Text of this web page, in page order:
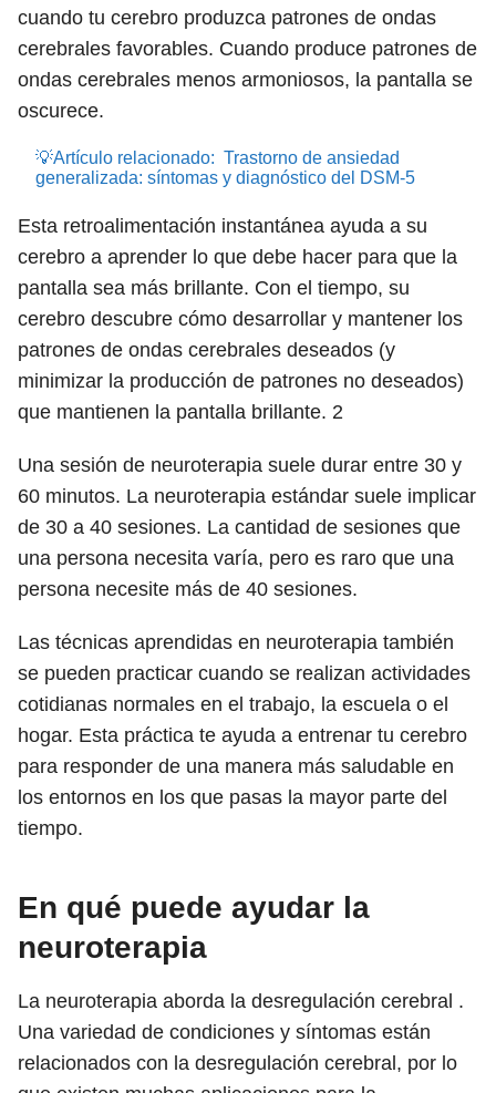
cuando tu cerebro produzca patrones de ondas
cerebrales favorables. Cuando produce patrones de
ondas cerebrales menos armoniosos, la pantalla se
oscurece.
💡Artículo relacionado: Trastorno de ansiedad
generalizada: síntomas y diagnóstico del DSM-5
Esta retroalimentación instantánea ayuda a su
cerebro a aprender lo que debe hacer para que la
pantalla sea más brillante. Con el tiempo, su
cerebro descubre cómo desarrollar y mantener los
patrones de ondas cerebrales deseados (y
minimizar la producción de patrones no deseados)
que mantienen la pantalla brillante. 2
Una sesión de neuroterapia suele durar entre 30 y
60 minutos. La neuroterapia estándar suele implicar
de 30 a 40 sesiones. La cantidad de sesiones que
una persona necesita varía, pero es raro que una
persona necesite más de 40 sesiones.
Las técnicas aprendidas en neuroterapia también
se pueden practicar cuando se realizan actividades
cotidianas normales en el trabajo, la escuela o el
hogar. Esta práctica te ayuda a entrenar tu cerebro
para responder de una manera más saludable en
los entornos en los que pasas la mayor parte del
tiempo.
En qué puede ayudar la
neuroterapia
La neuroterapia aborda la desregulación cerebral .
Una variedad de condiciones y síntomas están
relacionados con la desregulación cerebral, por lo